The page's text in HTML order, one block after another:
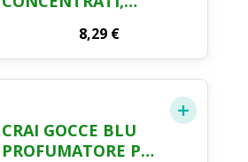
BIANCHERIA, SALI
MARINI E FIOR DI
LOTO, PROFUMO
PERSISTENTE SUI
CAPI - 220 ML
8,29 €
CRAI GOCCE BLU
PROFUMATORE PER